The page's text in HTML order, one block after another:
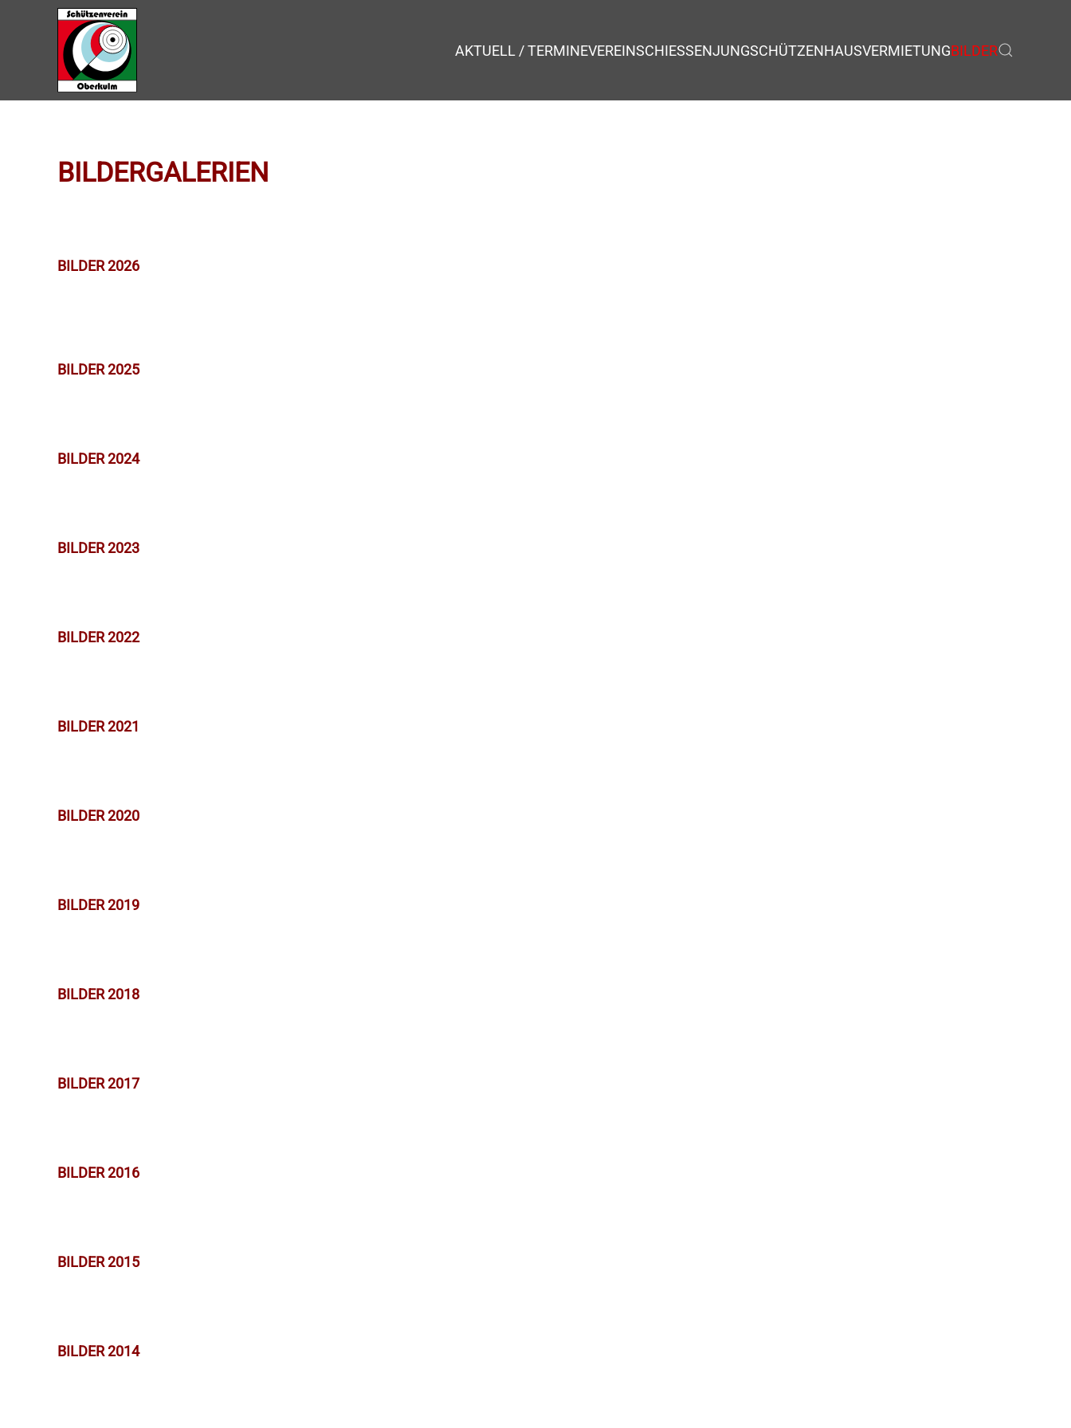
Zum Hauptinhalt springen AKTUELL / TERMINEVEREINSCHIESSENJUNGSCHÜTZENHAUSVERMIETUNGBILDER
BILDERGALERIEN
BILDER 2026
BILDER 2025
BILDER 2024
BILDER 2023
BILDER 2022
BILDER 2021
BILDER 2020
BILDER 2019
BILDER 2018
BILDER 2017
BILDER 2016
BILDER 2015
BILDER 2014